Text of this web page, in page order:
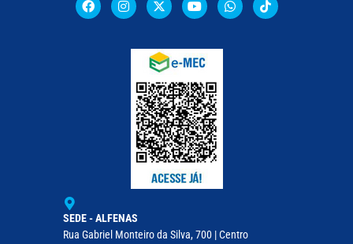
SEDE - ALFENAS
Rua Gabriel Monteiro da Silva, 700 | Centro